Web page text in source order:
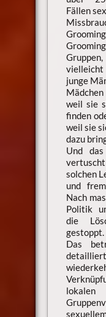
Fällen
junge
weil sie
finden
weil sie
dazu
Und
solchen
und
Nach
Politik
die
gestoppt.
Das